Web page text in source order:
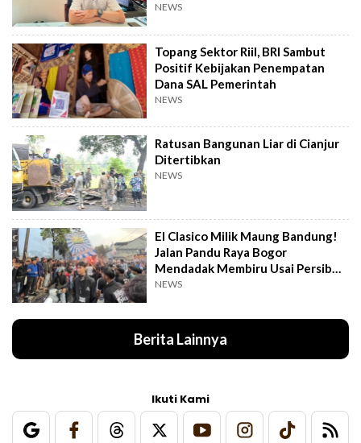
NEWS
Topang Sektor Riil, BRI Sambut
Positif Kebijakan Penempatan
Dana SAL Pemerintah
NEWS
Ratusan Bangunan Liar di Cianjur
Ditertibkan
NEWS
El Clasico Milik Maung Bandung!
Jalan Pandu Raya Bogor
Mendadak Membiru Usai Persib
Libas Persija
NEWS
Berita Lainnya
Ikuti Kami